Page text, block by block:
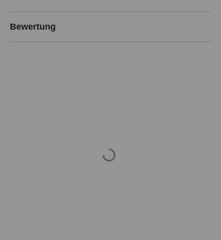
Bewertung
Loading...